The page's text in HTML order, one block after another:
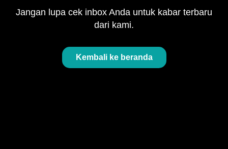
Jangan lupa cek inbox Anda untuk kabar terbaru
dari kami.
Kembali ke beranda